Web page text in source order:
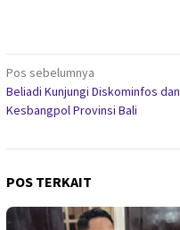
Navigasi
pos
Pos sebelumnya
Beliadi Kunjungi Diskominfos dan
Kesbangpol Provinsi Bali
POS TERKAIT